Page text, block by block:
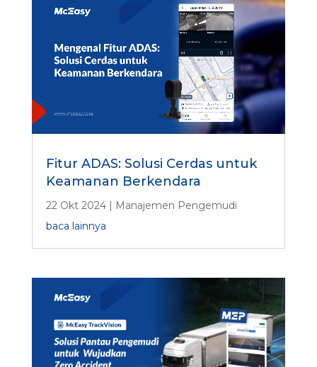
Fitur ADAS: Solusi Cerdas untuk
Keamanan Berkendara
22 Okt 2024| Manajemen Pengemudi
baca lainnya